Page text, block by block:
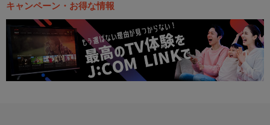
キャンペーン・お得な情報